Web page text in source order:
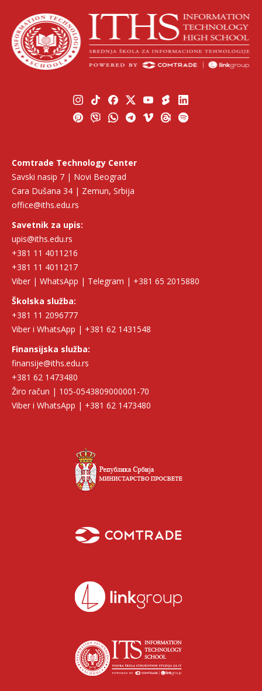
Comtrade Technology Center
Savski nasip 7 | Novi Beograd
Cara Dušana 34 | Zemun, Srbija
office@iths.edu.rs
Savetnik za upis:
upis@iths.edu.rs
+381 11 4011216
+381 11 4011217
Viber | WhatsApp | Telegram | +381 65 2015880
Školska služba:
+381 11 2096777
Viber i WhatsApp | +381 62 1431548
Finansijska služba:
finansije@iths.edu.rs
+381 62 1473480
Žiro račun | 105-0543809000001-70
Viber i WhatsApp | +381 62 1473480